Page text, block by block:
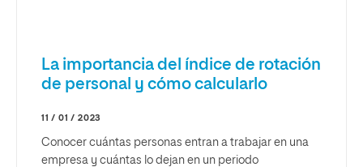
La importancia del índice de rotación
de personal y cómo calcularlo
11 / 01 / 2023
Conocer cuántas personas entran a trabajar en una
empresa y cuántas lo dejan en un periodo